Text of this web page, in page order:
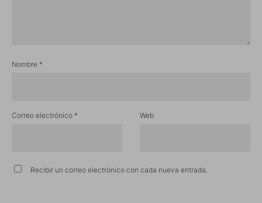
Nombre *
Correo electrónico * Web
Recibir un correo electrónico con cada nueva entrada.